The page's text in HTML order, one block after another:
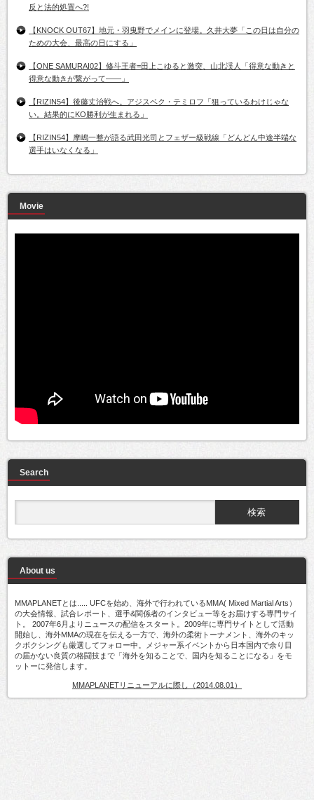
反と法的処置へ?!
【KNOCK OUT67】地元・羽曳野でメインに登場。久井大夢「この日は自分の
ための大会、最高の日にする」
【ONE SAMURAI02】修斗王者=田上こゆると激突、山北渓人「得意な動きと
得意な動きが繋がって――」
【RIZIN54】後藤丈治戦へ。アジスベク・テミロフ「狙っているわけじゃな
い。結果的にKO勝利が生まれる」
【RIZIN54】摩嶋一整が語る武田光司とフェザー級戦線「どんどん中途半端な
選手はいなくなる」
Movie
Search
About us
MMAPLANETとは..... UFCを始め、海外で行われているMMA( Mixed Martial Arts）
の大会情報、試合レポート、選手&関係者のインタビュー等をお届けする専門サイ
ト。 2007年6月よりニュースの配信をスタート。2009年に専門サイトとして活動
開始し、海外MMAの現在を伝える一方で、海外の柔術トーナメント、海外のキッ
クボクシングも厳選してフォロー中。メジャー系イベントから日本国内で余り目
の届かない良質の格闘技まで「海外を知ることで、国内を知ることになる」をモ
ットーに発信します。
MMAPLANETリニューアルに際し（2014.08.01）